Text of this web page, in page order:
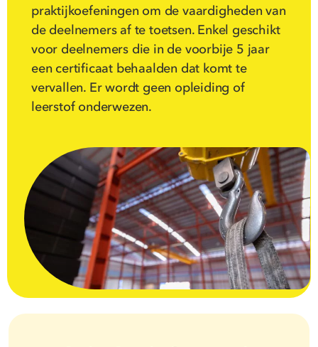
praktijkoefeningen om de vaardigheden van
de deelnemers af te toetsen. Enkel geschikt
voor deelnemers die in de voorbije 5 jaar
een certificaat behaalden dat komt te
vervallen. Er wordt geen opleiding of
leerstof onderwezen.